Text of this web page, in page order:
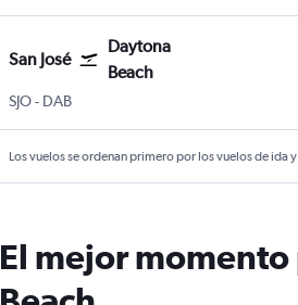
San José
Daytona
Beach
SJO- DAB
Los vuelos se ordenan primero por los vuelos de ida
El mejor momento